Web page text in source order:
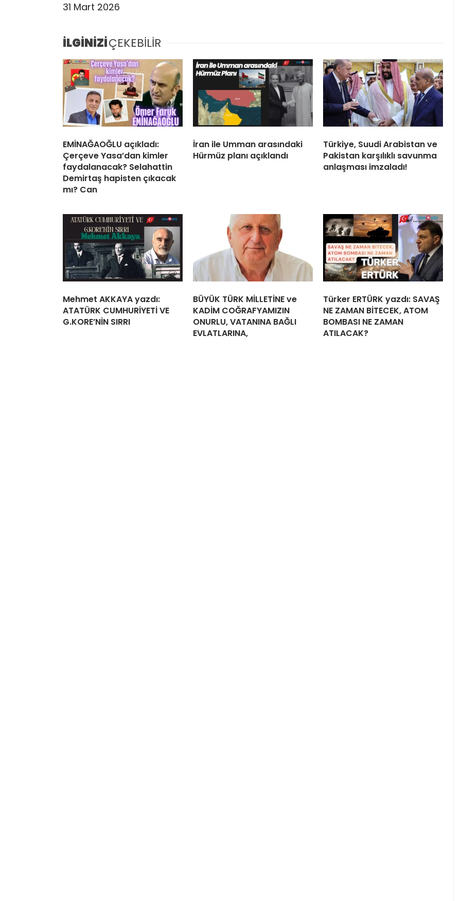
31 Mart 2026
İLGİNİZİÇEKEBİLİR
EMİNAĞAOĞLU açıkladı:
Çerçeve Yasa’dan kimler
faydalanacak? Selahattin
Demirtaş hapisten çıkacak
mı? Can
İran ile Umman arasındaki
Hürmüz planı açıklandı
Türkiye, Suudi Arabistan ve
Pakistan karşılıklı savunma
anlaşması imzaladı!
Mehmet AKKAYA yazdı:
ATATÜRK CUMHURİYETİ VE
G.KORE’NİN SIRRI
BÜYÜK TÜRK MİLLETİNE ve
KADİM COĞRAFYAMIZIN
ONURLU, VATANINA BAĞLI
EVLATLARINA,
Türker ERTÜRK yazdı: SAVAŞ
NE ZAMAN BİTECEK, ATOM
BOMBASI NE ZAMAN
ATILACAK?